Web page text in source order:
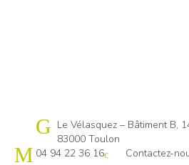
Cap emploi 83
Le Vélasquez – Bâtiment B,
83000 Toulon
04 94 22 36 16
Contactez-